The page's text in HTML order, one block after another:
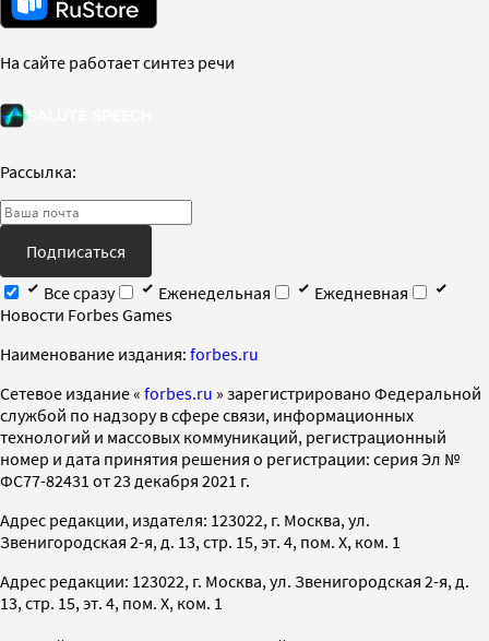
На сайте работает синтез речи
Рассылка:
Подписаться
Все сразу
Еженедельная
Ежедневная
Новости Forbes Games
Наименование издания: forbes.ru
Cетевое издание « forbes.ru » зарегистрировано Федеральной
службой по надзору в сфере связи, информационных
технологий и массовых коммуникаций, регистрационный
номер и дата принятия решения о регистрации: серия Эл №
ФС77-82431 от 23 декабря 2021 г.
Адрес редакции, издателя: 123022, г. Москва, ул.
Звенигородская 2-я, д. 13, стр. 15, эт. 4, пом. X, ком. 1
Адрес редакции: 123022, г. Москва, ул. Звенигородская 2-я, д.
13, стр. 15, эт. 4, пом. X, ком. 1